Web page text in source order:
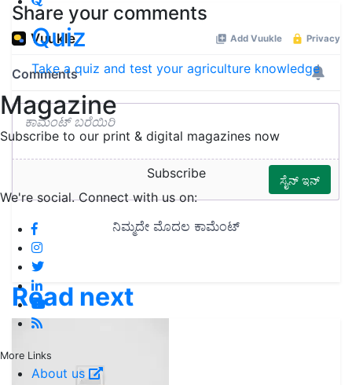
Quiz
Take a quiz and test your agriculture knowledge
Magazine
Subscribe to our print & digital magazines now
Subscribe
We're social. Connect with us on:
More Links
About us
Share your comments
Read next